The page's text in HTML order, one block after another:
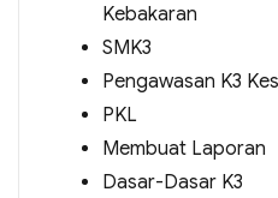
Kebakaran
SMK3
Pengawasan K3
PKL
Membuat Laporan
Dasar-Dasar K3